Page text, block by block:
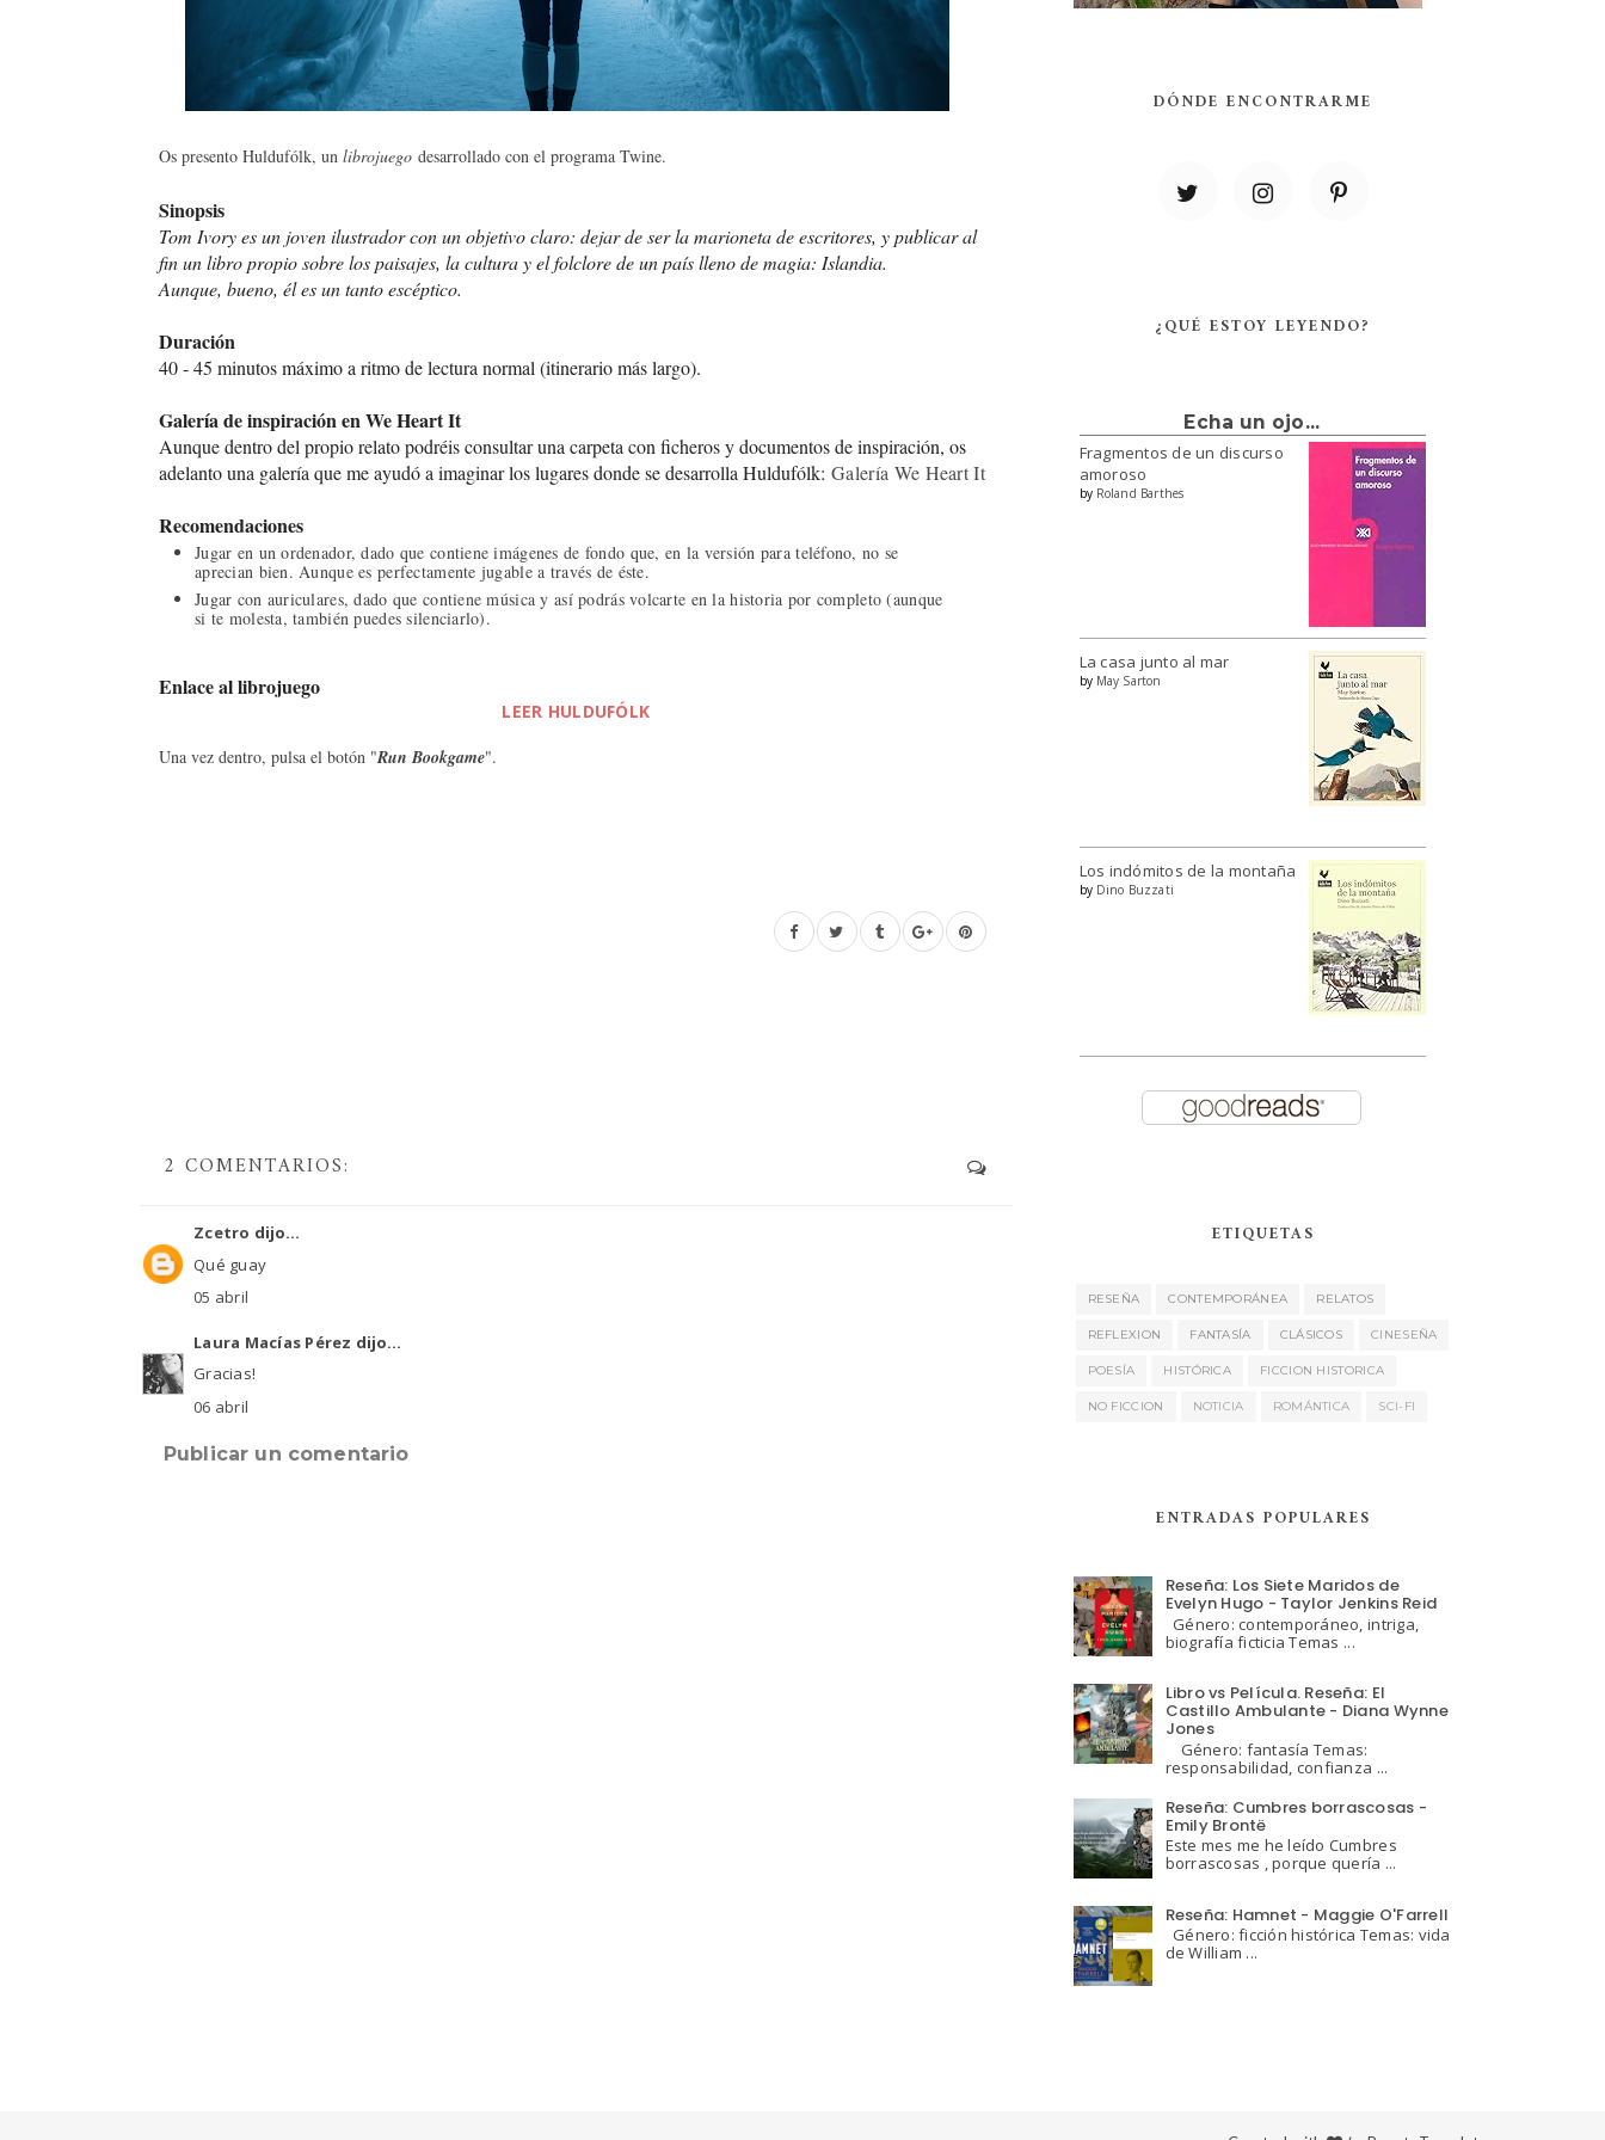
Os presento Huldufólk, un librojuego desarrollado con el programa Twine.
Sinopsis
Tom Ivory es un joven ilustrador con un objetivo claro: dejar de ser la marioneta de escritores, y publicar al
fin un libro propio sobre los paisajes, la cultura y el folclore de un país lleno de magia: Islandia.
Aunque, bueno, él es un tanto escéptico.
Duración
40 - 45 minutos máximo a ritmo de lectura normal (itinerario más largo).
Galería de inspiración en We Heart It
Aunque dentro del propio relato podréis consultar una carpeta con ficheros y documentos de inspiración, os
adelanto una galería que me ayudó a imaginar los lugares donde se desarrolla Huldufólk: Galería We Heart It
Recomendaciones
Jugar en un ordenador, dado que contiene imágenes de fondo que, en la versión para teléfono, no se
aprecian bien. Aunque es perfectamente jugable a través de éste.
Jugar con auriculares, dado que contiene música y así podrás volcarte en la historia por completo (aunque
si te molesta, también puedes silenciarlo).
Enlace al librojuego
LEER HULDUFÓLK
Una vez dentro, pulsa el botón "Run Bookgame".
2 COMENTARIOS:
Zcetro dijo...
Qué guay
05 abril
Laura Macías Pérez dijo...
Gracias!
06 abril
Publicar un comentario
DÓNDE ENCONTRARME
¿QUÉ ESTOY LEYENDO?
Echa un ojo...
Fragmentos de un discurso
amoroso
by Roland Barthes
La casa junto al mar
by May Sarton
Los indómitos de la montaña
by Dino Buzzati
ETIQUETAS
RESEÑA CONTEMPORÁNEA RELATOS
REFLEXION FANTASÍA CLÁSICOS CINESEÑA
POESÍA HISTÓRICA FICCION HISTORICA
NO FICCION NOTICIA ROMÁNTICA SCI-FI
ENTRADAS POPULARES
Reseña: Los Siete Maridos de
Evelyn Hugo - Taylor Jenkins Reid
Género: contemporáneo, intriga,
biografía ficticia Temas ...
Libro vs Película. Reseña: El
Castillo Ambulante - Diana Wynne
Jones
Género: fantasía Temas:
responsabilidad, confianza ...
Reseña: Cumbres borrascosas -
Emily Brontë
Este mes me he leído Cumbres
borrascosas , porque quería ...
Reseña: Hamnet - Maggie O'Farrell
Género: ficción histórica Temas: vida
de William ...